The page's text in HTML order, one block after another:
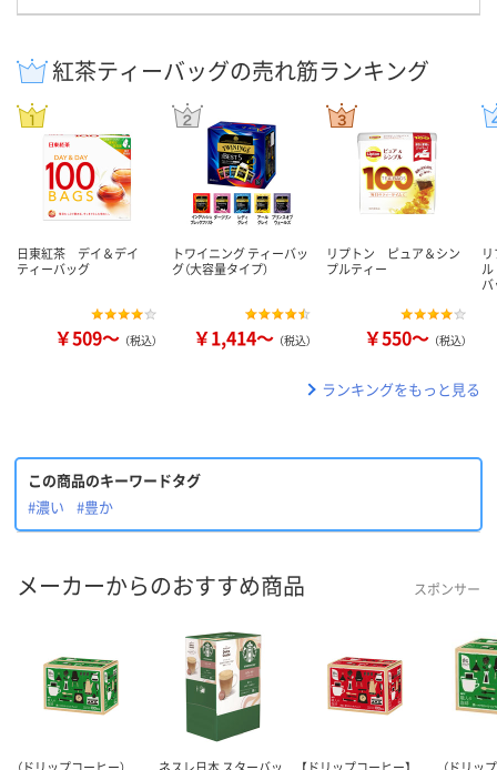
紅茶ティーバッグの売れ筋ランキング
日東紅茶 デイ＆デイ
ティーバッグ
￥509～ （税込）
トワイニング ティーバッ
グ（大容量タイプ）
￥1,414～ （税込）
リプトン ピュア＆シン
プルティー
￥550～ （税込）
ランキングをもっと見る
この商品のキーワードタグ
#濃い
#豊か
メーカーからのおすすめ商品 スポンサー